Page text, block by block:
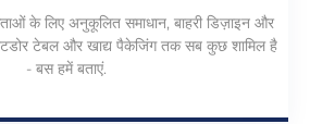
के लिए अनुकूलित समाधान, बाहरी डिज़ाइन और
टेबल और खाद्य पैकेजिंग तक सब कुछ शामिल है
- बस हमें बताएं.